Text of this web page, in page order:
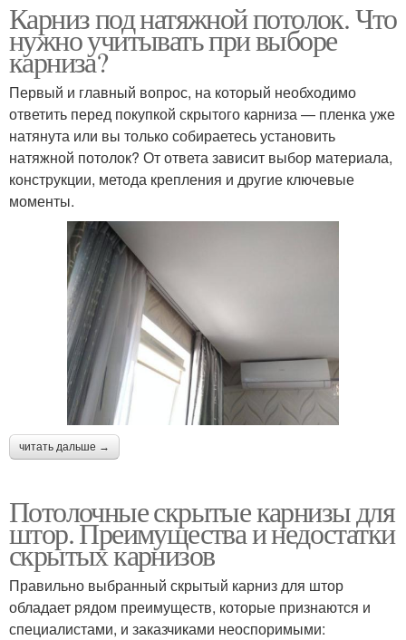
Карниз под натяжной потолок. Что
нужно учитывать при выборе
карниза?
Первый и главный вопрос, на который необходимо
ответить перед покупкой скрытого карниза — пленка уже
натянута или вы только собираетесь установить
натяжной потолок? От ответа зависит выбор материала,
конструкции, метода крепления и другие ключевые
моменты.
читать дальше →
Потолочные скрытые карнизы для
штор. Преимущества и недостатки
скрытых карнизов
Правильно выбранный скрытый карниз для штор
обладает рядом преимуществ, которые признаются и
специалистами, и заказчиками неоспоримыми: